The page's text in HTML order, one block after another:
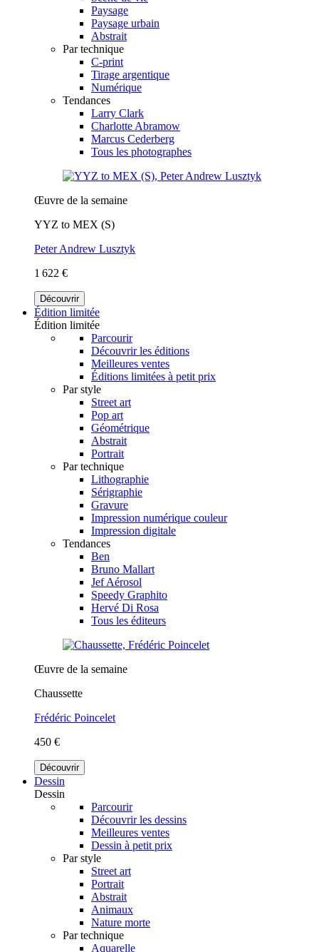
Paysage
Paysage urbain
Abstrait
Par technique
C-print
Tirage argentique
Numérique
Tendances
Larry Clark
Charlotte Abramow
Marcus Cederberg
Tous les photographes
Œuvre de la semaine
YYZ to MEX (S)
Peter Andrew Lusztyk
1 622 €
Découvrir
Édition limitée
Édition limitée
Parcourir
Découvrir les éditions
Meilleures ventes
Éditions limitées à petit prix
Par style
Street art
Pop art
Géométrique
Abstrait
Portrait
Par technique
Lithographie
Sérigraphie
Gravure
Impression numérique couleur
Impression digitale
Tendances
Ben
Bruno Mallart
Jef Aérosol
Speedy Graphito
Hervé Di Rosa
Tous les éditeurs
Œuvre de la semaine
Chaussette
Frédéric Poincelet
450 €
Découvrir
Dessin
Dessin
Parcourir
Découvrir les dessins
Meilleures ventes
Dessin à petit prix
Par style
Street art
Portrait
Abstrait
Animaux
Nature morte
Par technique
Aquarelle